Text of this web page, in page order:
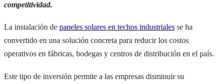
competitividad.
La instalación de paneles solares en techos industriales se ha
convertido en una solución concreta para reducir los costos
operativos en fábricas, bodegas y centros de distribución en el país.
Este tipo de inversión permite a las empresas disminuir su